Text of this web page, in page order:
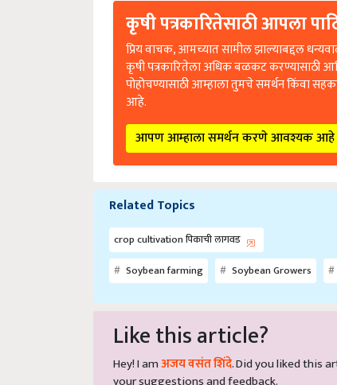
कृषी पत्रकारितेसाठी आपला
प्रिय वाचक, आमच्यात सामील झाल्याबद्दल
कृषी पत्रकारितेला अधिक बळकट करण्यासाठी
पोहोचण्यासाठी आम्हाला तुमचे समर्थन किंवा
आहे.
आपण आम्हाला समर्थन करणे आवश्यक
Related Topics
crop cultivation पिकाची लागवड
Soybean farming
Soybean Growers
Like this article?
Hey! I am अजय वसंत शिंदे . Did you liked this
your suggestions and feedback.